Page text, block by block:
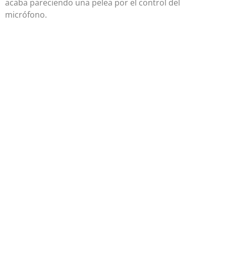
acaba pareciendo una pelea por el control del
micrófono.